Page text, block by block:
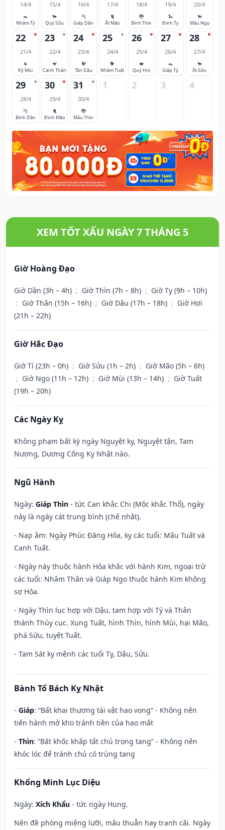
14/4
🐀
Nhâm Tý
15/4
🐂
Quý Sửu
16/4
🐅
Giáp Dần
17/4
🐈
Ất Mão
18/4
🐉
Bính Thìn
19/4
🐍
Đinh Tỵ
20/4
🐎
Mậu Ngọ
22
21/4
🐐
Kỷ Mùi
23
22/4
🐒
Canh Thân
24
23/4
🐓
Tân Dậu
25
24/4
🐕
Nhâm Tuất
26
25/4
🐖
Quý Hợi
27
26/4
🐀
Giáp Tý
28
27/4
🐂
Ất Sửu
29
28/4
🐅
Bính Dần
30
29/4
🐈
Đinh Mão
31
30/4
🐉
Mậu Thìn
1 2 3 4
XEM TỐT XẤU NGÀY 7 THÁNG 5
Giờ Hoàng Đạo
Giờ Dần (3h – 4h) ; Giờ Thìn (7h – 8h) ; Giờ Tỵ (9h – 10h)
; Giờ Thân (15h – 16h) ; Giờ Dậu (17h – 18h) ; Giờ Hợi
(21h – 22h)
Giờ Hắc Đạo
Giờ Tí (23h – 0h) ; Giờ Sửu (1h – 2h) ; Giờ Mão (5h – 6h)
; Giờ Ngọ (11h – 12h) ; Giờ Mùi (13h – 14h) ; Giờ Tuất
(19h – 20h)
Các Ngày Kỵ
Không phạm bất kỳ ngày Nguyệt kỵ, Nguyệt tận, Tam
Nương, Dương Công Kỵ Nhật nào.
Ngũ Hành
Ngày: Giáp Thìn - tức Can khắc Chi (Mộc khắc Thổ), ngày
này là ngày cát trung bình (chế nhật).
- Nạp âm: Ngày Phúc Đăng Hỏa, kỵ các tuổi: Mậu Tuất và
Canh Tuất.
- Ngày này thuộc hành Hỏa khắc với hành Kim, ngoại trừ
các tuổi: Nhâm Thân và Giáp Ngọ thuộc hành Kim không
sợ Hỏa.
- Ngày Thìn lục hợp với Dậu, tam hợp với Tý và Thân
thành Thủy cục. Xung Tuất, hình Thìn, hình Mùi, hại Mão,
phá Sửu, tuyệt Tuất.
- Tam Sát kỵ mệnh các tuổi Tỵ, Dậu, Sửu.
Bành Tổ Bách Kỵ Nhật
- Giáp: “Bất khai thương tài vật hao vong” - Không nên
tiến hành mở kho tránh tiền của hao mất
- Thìn: “Bất khốc khấp tất chủ trọng tang” - Không nên
khóc lóc để tránh chủ có trùng tang
Khổng Minh Lục Diệu
Ngày: Xích Khẩu - tức ngày Hung.
Nên đề phòng miệng lưỡi, mâu thuẫn hay tranh cãi. Ngày